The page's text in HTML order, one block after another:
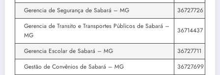
Gerencia de Segurança de Sabará – MG
36727726
Gerencia de Transito e Transportes Públicos de Sabará –
MG
36714437
Gerencia Escolar de Sabará – MG
36727711
Gestão de Convênios de Sabará – MG
36727699